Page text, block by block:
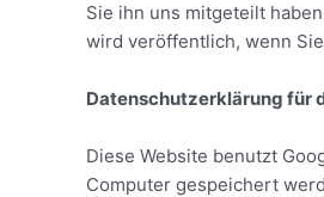
Sie ihn uns mitgeteilt
wird veröffentlich, wenn
Datenschutzerklärung für
Diese Website benutzt
Computer gespeichert